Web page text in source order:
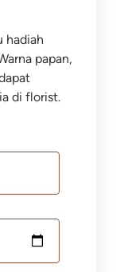
hadiah
papan,
di florist.